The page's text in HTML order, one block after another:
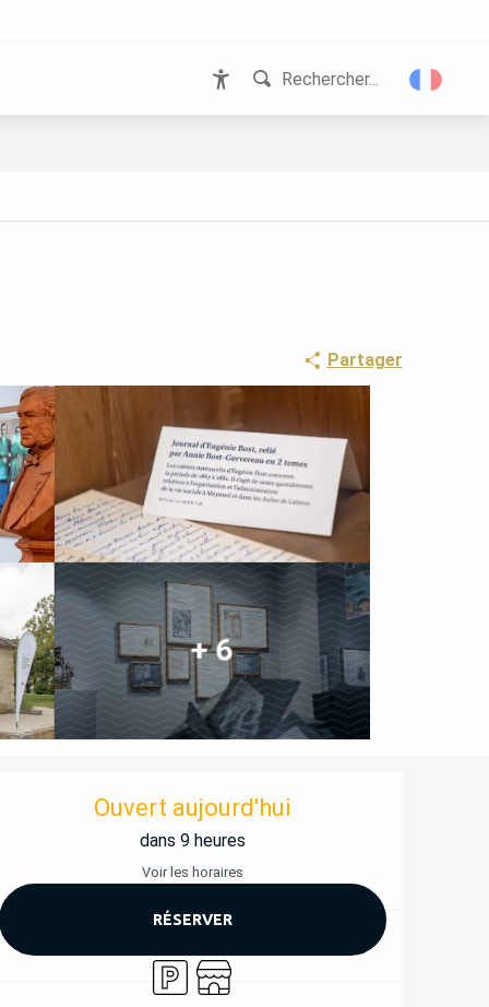
Rechercher...
Partager
+ 6
OUVERTURE ET
Ouvert aujourd'hui
dans 9 heures
Voir les horaires
RÉSERVER
ParkingBoutique